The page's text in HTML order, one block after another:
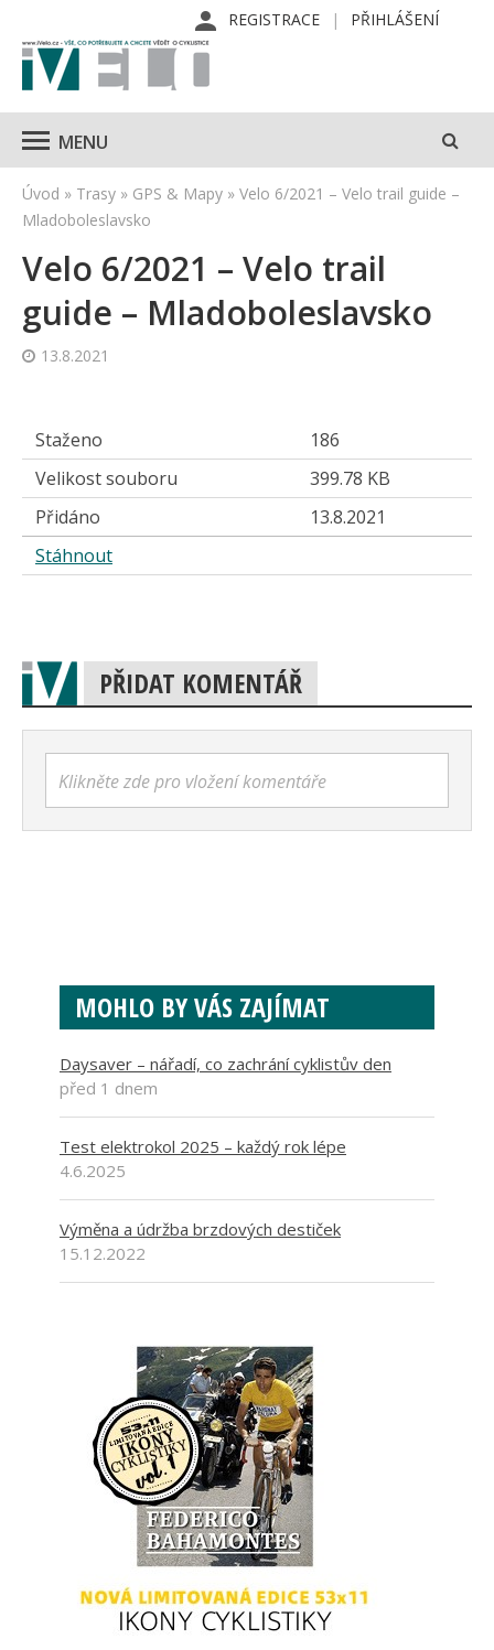
REGISTRACE PŘIHLÁŠENÍ
MENU
Úvod » Trasy » GPS & Mapy » Velo 6/2021 – Velo trail guide –
Mladoboleslavsko
Velo 6/2021 – Velo trail
guide – Mladoboleslavsko
13.8.2021
Staženo
186
Velikost souboru
399.78 KB
Přidáno
13.8.2021
Stáhnout
PŘIDAT KOMENTÁŘ
Klikněte zde pro vložení komentáře
MOHLO BY VÁS ZAJÍMAT
Daysaver – nářadí, co zachrání cyklistův den
před 1 dnem
Test elektrokol 2025 – každý rok lépe
4.6.2025
Výměna a údržba brzdových destiček
15.12.2022